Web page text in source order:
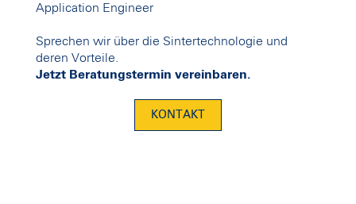
Application Engineer
Sprechen wir über die Sintertechnologie und
deren Vorteile.
Jetzt Beratungstermin vereinbaren.
KONTAKT